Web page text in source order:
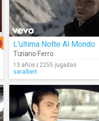
L'ultima Notte Al Mondo
Tiziano Ferro
13 años | 2255 jugadas
saralbert